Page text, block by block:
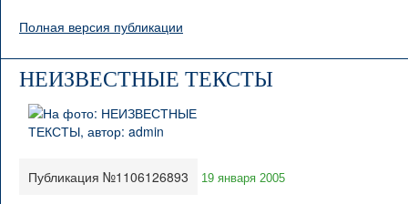
Полная версия публикации
НЕИЗВЕСТНЫЕ ТЕКСТЫ
Публикация №1106126893 19 января 2005